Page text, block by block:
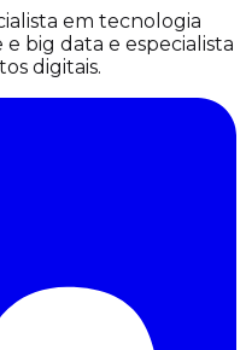
em tecnologia
e big data e especialista
digitais.